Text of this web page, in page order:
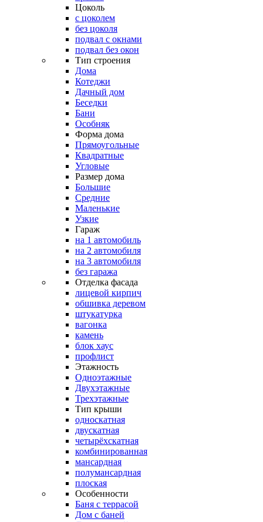
Цоколь
с цоколем
без цоколя
подвал с окнами
подвал без окон
Тип строения
Дома
Котеджи
Дачный дом
Беседки
Бани
Особняк
Форма дома
Прямоугольные
Квадратные
Угловые
Размер дома
Большие
Средние
Маленькие
Узкие
Гараж
на 1 автомобиль
на 2 автомобиля
на 3 автомобиля
без гаража
Отделка фасада
лицевой кирпич
обшивка деревом
штукатурка
вагонка
камень
блок хаус
профлист
Этажность
Одноэтажные
Двухэтажные
Трехэтажные
Тип крыши
односкатная
двускатная
четырёхскатная
комбинированная
мансардная
полумансардная
плоская
Особенности
Баня с террасой
Дом с баней